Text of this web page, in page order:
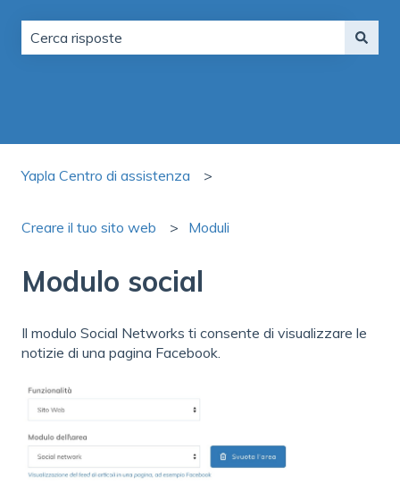
Yapla Centro di assistenza
Creare il tuo sito web Moduli
Modulo social
Il modulo Social Networks ti consente di visualizzare le
notizie di una pagina Facebook.